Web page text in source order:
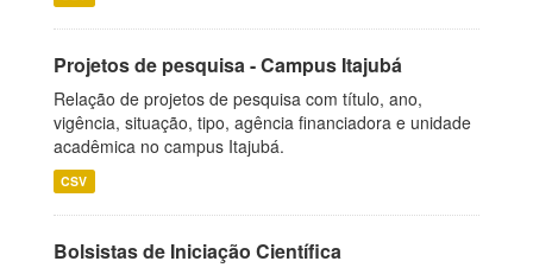
Projetos de pesquisa - Campus Itajubá
Relação de projetos de pesquisa com título, ano,
vigência, situação, tipo, agência financiadora e unidade
acadêmica no campus Itajubá.
CSV
Bolsistas de Iniciação Científica